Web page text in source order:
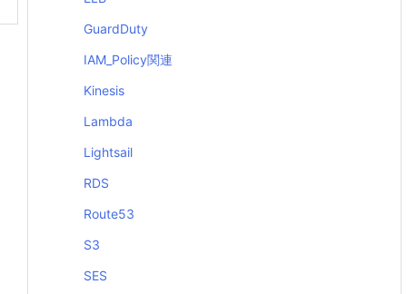
GuardDuty
IAM_Policy関連
Kinesis
Lambda
Lightsail
RDS
Route53
S3
SES